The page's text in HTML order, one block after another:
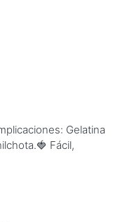
Gelatina
Fácil,